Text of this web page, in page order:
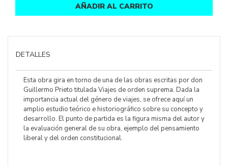
AÑADIR AL CARRITO
DETALLES
Esta obra gira en torno de una de las obras escritas por don
Guillermo Prieto titulada Viajes de orden suprema. Dada la
importancia actual del género de viajes, se ofrece aquí un
amplio estudio teórico e historiográfico sobre su concepto y
desarrollo. El punto de partida es la figura misma del autor y
la evaluación general de su obra, ejemplo del pensamiento
liberal y del orden constitucional.